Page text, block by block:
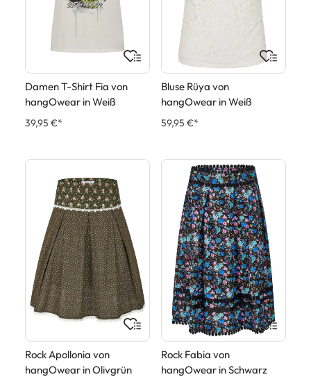
Damen T-Shirt Fia von
hangOwear in Weiß
39,95 €*
Bluse Rüya von
hangOwear in Weiß
59,95 €*
Rock Apollonia von
hangOwear in Olivgrün
Rock Fabia von
hangOwear in Schwarz